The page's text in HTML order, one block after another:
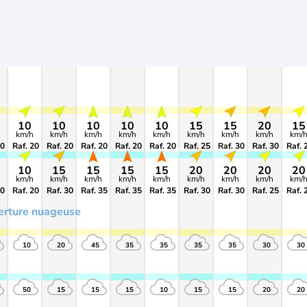
nuageuse
10
km/h
Raf. 20
10
km/h
Raf. 20
10
50
10
km/h
Raf. 20
15
km/h
Raf. 30
20
15
10
km/h
Raf. 20
15
km/h
Raf. 35
45
15
10
km/h
Raf. 20
15
km/h
Raf. 35
35
15
10
km/h
Raf. 20
15
km/h
Raf. 35
35
10
15
km/h
Raf. 25
20
km/h
Raf. 30
35
15
15
km/h
Raf. 30
20
km/h
Raf. 30
35
15
20
km/h
Raf. 30
20
km/h
Raf. 25
30
20
15
km/h
Raf.
20
km/h
Raf.
30
20